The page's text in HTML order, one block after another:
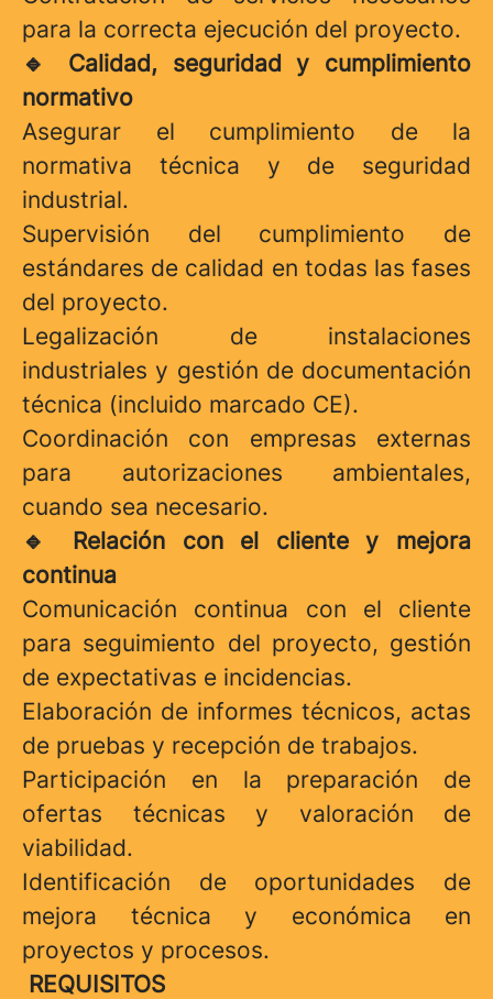
para la correcta ejecución del proyecto.
🔹
Calidad, seguridad y cumplimiento
normativo
Asegurar el cumplimiento de la
normativa técnica y de seguridad
industrial.
Supervisión del cumplimiento de
estándares de calidad en todas las fases
del proyecto.
Legalización de instalaciones
industriales y gestión de documentación
técnica (incluido marcado CE).
Coordinación con empresas externas
para autorizaciones ambientales,
cuando sea necesario.
🔹
Relación con el cliente y mejora
continua
Comunicación continua con el cliente
para seguimiento del proyecto, gestión
de expectativas e incidencias.
Elaboración de informes técnicos, actas
de pruebas y recepción de trabajos.
Participación en la preparación de
ofertas técnicas y valoración de
viabilidad.
Identificación de oportunidades de
mejora técnica y económica en
proyectos y procesos.
REQUISITOS